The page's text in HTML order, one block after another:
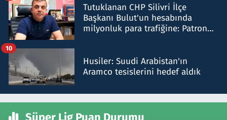
Tutuklanan CHP Silivri İlçe
Başkanı Bulut'un hesabında
milyonluk para trafiğine: Patron
Husiler: Suudi Arabistan'ın
Aramco tesislerini hedef aldık
10
Süper Lig Puan Durumu